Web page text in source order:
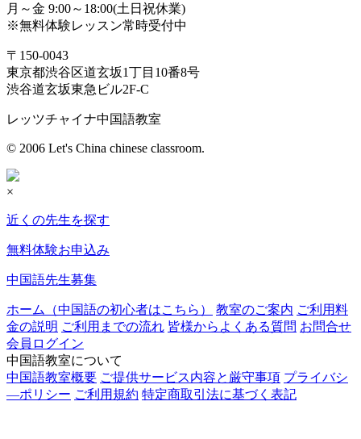
月～金 9:00～18:00(土日祝休業)
※無料体験レッスン常時受付中
〒150-0043
東京都渋谷区道玄坂1丁目10番8号
渋谷道玄坂東急ビル2F-C
レッツチャイナ中国語教室
© 2006 Let's China chinese classroom.
×
近くの先生を探す
無料体験お申込み
中国語先生募集
ホーム（中国語の初心者はこちら） 教室のご案内 ご利用料
金の説明 ご利用までの流れ 皆様からよくある質問 お問合せ
会員ログイン
中国語教室について
中国語教室概要 ご提供サービス内容と厳守事項 プライバシ
―ポリシー ご利用規約 特定商取引法に基づく表記